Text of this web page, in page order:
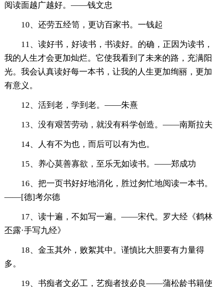
阅读面越广越好。——钱文忠
10、还劳五经笥，更访百家书。一钱起
11、读好书，好读书，书读好。的确，正因为读书，
我的人生才会更加灿烂。它使我看到了未来的路，充满阳
光。我会认真读好每一本书，让我的人生更加绚丽，更加
有意义。
12、活到老，学到老。——朱熹
13、没有艰苦劳动，就没有科学创造。——南斯拉夫
14、人有不为也，而后可以有为也。
15、养心莫善寡欲，至乐无如读书。——郑成功
16、把一页书好好地消化，胜过匆忙地阅读一本书。
——[德]考尔德
17、读十遍，不如写一遍。——宋代。罗大经《鹤林
丕露·手写九经》
18、金玉其外，败絮其中。谨慎比大胆要有力量得
多。
19、书痴者文必工，艺痴者技必良——蒲松龄书籍使